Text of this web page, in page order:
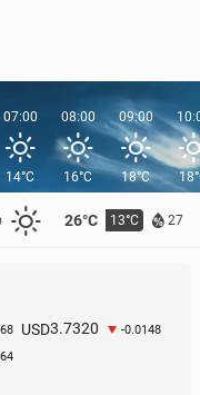
26°C 13°C 27
07:00
14°C
08:00
16°C
09:00
18°C
USD3.7320 -0.0148